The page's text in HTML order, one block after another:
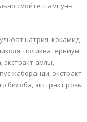
смойте шампунь
натрия, кокамид
поликватерниум
экстракт амлы,
жаборанди, экстракт
билоба, экстракт розы